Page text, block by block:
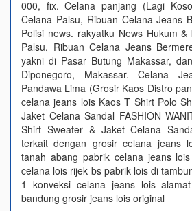
000, fix. Celana panjang (Lagi
Celana Palsu, Ribuan Celana Jeans
Polisi news. rakyatku News Hukum
Palsu, Ribuan Celana Jeans
yakni di Pasar Butung Makassar,
Diponegoro, Makassar. Celana
Pandawa Lima (Grosir Kaos Distro
celana jeans lois Kaos T Shirt Polo
Jaket Celana Sandal FASHION
Shirt Sweater & Jaket Celana
terkait dengan grosir celana jeans
tanah abang pabrik celana jeans
celana lois rijek bs pabrik lois di
1 konveksi celana jeans lois
bandung grosir jeans lois original